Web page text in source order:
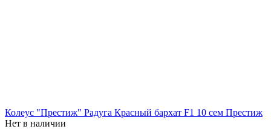
Колеус "Престиж" Радуга Красный бархат F1 10 сем Престиж
Нет в наличии